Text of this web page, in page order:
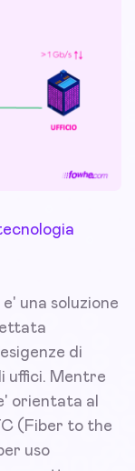
una soluzione
di
uffici. Mentre
orientata al
(Fiber to the
uso